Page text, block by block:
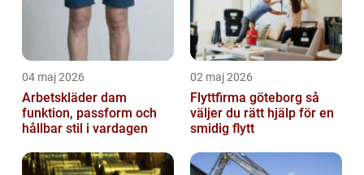
04 maj 2026
Arbetskläder dam
funktion, passform och
hållbar stil i vardagen
02 maj 2026
Flyttfirma göteborg så
väljer du rätt hjälp för en
smidig flytt